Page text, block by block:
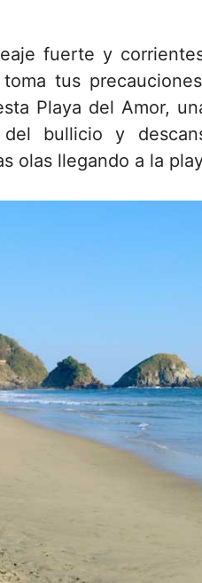
fuerte y
tus
Playa del Amor,
bullicio y
olas llegando a la